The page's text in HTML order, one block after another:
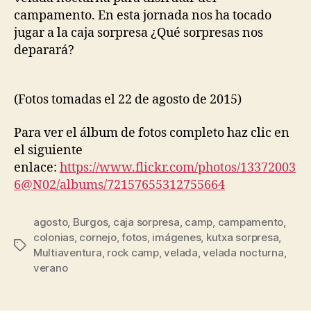
campamento. En esta jornada nos ha tocado
jugar a la caja sorpresa ¿Qué sorpresas nos
deparará?
(Fotos tomadas el 22 de agosto de 2015)
Para ver el álbum de fotos completo haz clic en
el siguiente
enlace: https://www.flickr.com/photos/13372003
6@N02/albums/72157655312755664
agosto, Burgos, caja sorpresa camp campamento
colonias, cornejo,fotos, imágenes, kutxa sorpresa
Multiaventura rock camp,velada ,velada nocturna
verano